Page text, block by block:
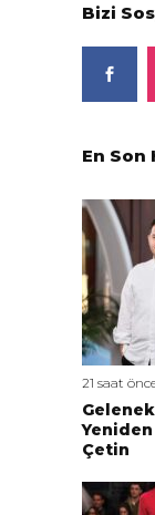
Bizi
En Son
21 saat
Yeniden
Çetin